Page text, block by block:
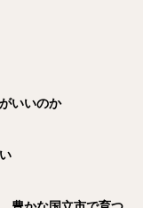
いいのか